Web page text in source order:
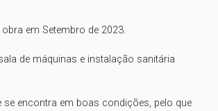
em Setembro de 2023.
de máquinas e instalação sanitária
encontra em boas condições, pelo que